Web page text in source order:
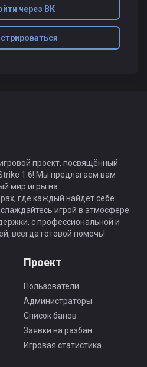
через ВК
проект, посвящённый
1.6! Мы предлагаем вам
мир игры на
где каждый найдёт себе
игрой в атмосфере
с профессиональной и
всегда готовой помочь!
Проект
Пользователи
Администраторы
Список банов
Заявки на разбан
Игровая статистика